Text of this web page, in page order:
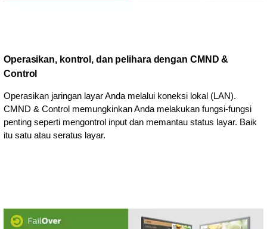
Operasikan, kontrol, dan pelihara dengan CMND &
Control
Operasikan jaringan layar Anda melalui koneksi lokal (LAN).
CMND & Control memungkinkan Anda melakukan fungsi-fungsi
penting seperti mengontrol input dan memantau status layar. Baik
itu satu atau seratus layar.